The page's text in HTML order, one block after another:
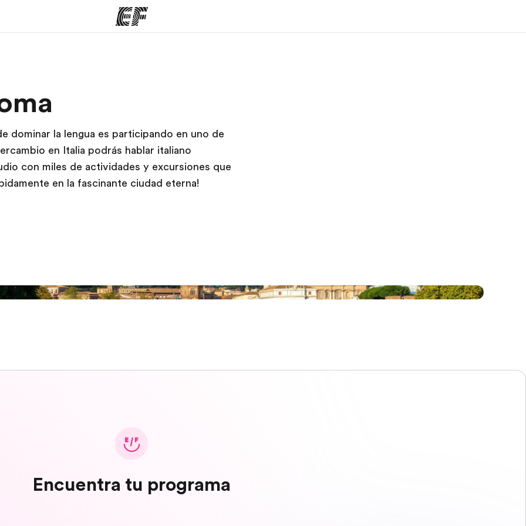
dominar la lengua es participando en uno de
en Italia podrás hablar italiano
con miles de actividades y excursiones que
en la fascinante ciudad eterna!
Encuentra tu programa